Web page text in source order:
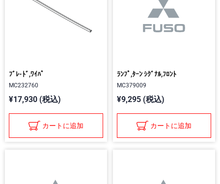
ﾌﾞﾚ-ﾄﾞ,ﾜｲﾊﾟ
MC232760
¥17,930 (税込)
カートに追加
ﾗﾝﾌﾟ,ﾀｰﾝ ｼｸﾞﾅﾙ,ﾌﾛﾝﾄ
MC379009
¥9,295 (税込)
カートに追加